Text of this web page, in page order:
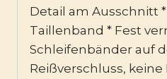
Detail am Ausschnitt
Taillenband * Fest
Schleifenbänder auf
Reißverschluss, keine